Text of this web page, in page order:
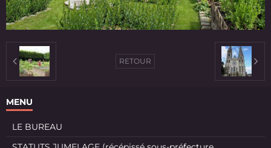
RETOUR
MENU
LE BUREAU